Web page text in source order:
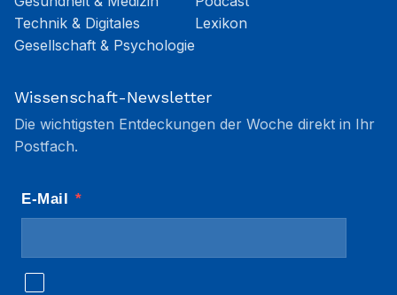
Technik & Digitales
Gesellschaft & Psychologie
Lexikon
Wissenschaft-Newsletter
Die wichtigsten Entdeckungen der Woche direkt in Ihr
Postfach.